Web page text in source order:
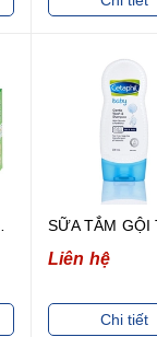
Liên hệ
Chi tiết